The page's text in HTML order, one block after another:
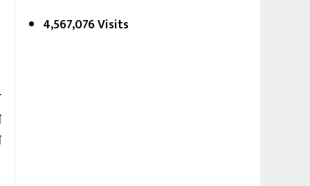
4,567,076 Visits